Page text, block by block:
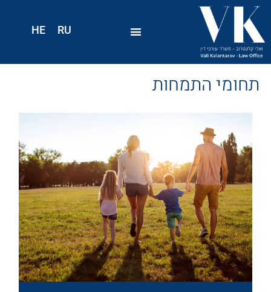
RU
HE
תחומי התמחות